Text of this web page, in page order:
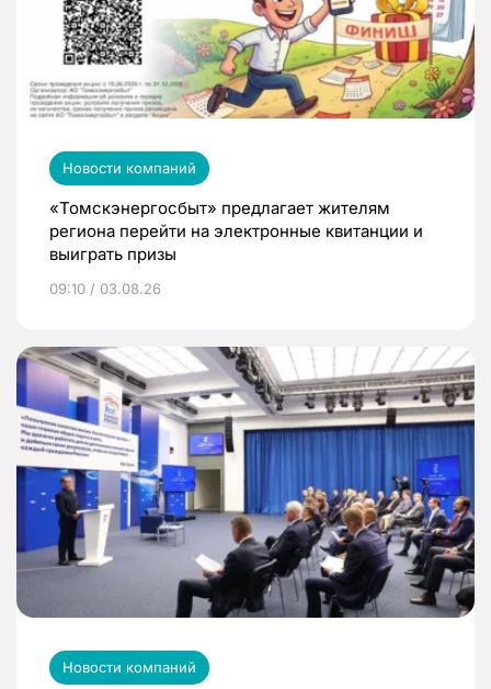
Новости компаний
«Томскэнергосбыт» предлагает жителям
региона перейти на электронные квитанции и
выиграть призы
09:10 / 03.08.26
Новости компаний